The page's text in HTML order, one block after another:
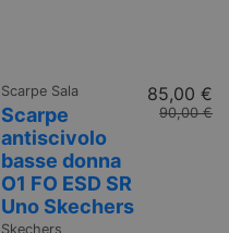
Scarpe Sala
Scarpe
antiscivolo
basse donna
O1 FO ESD SR
Uno Skechers
Skechers
85,00 €
90,00 €